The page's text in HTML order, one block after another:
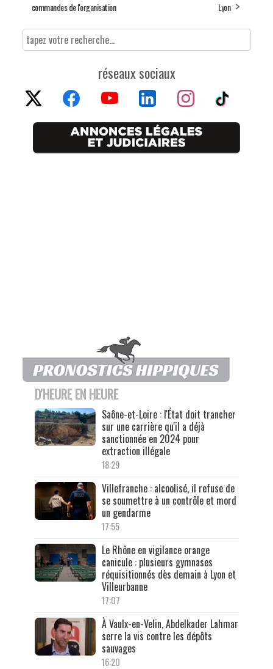
commandes de l'organisation
Lyon
réseaux sociaux
D'HEURE EN HEURE
Saône-et-Loire : l'État doit trancher
sur une carrière qu'il a déjà
sanctionnée en 2024 pour
extraction illégale
18:29
Villefranche : alcoolisé, il refuse de
se soumettre à un contrôle et mord
un gendarme
17:55
Le Rhône en vigilance orange
canicule : plusieurs gymnases
réquisitionnés dès demain à Lyon et
Villeurbanne
17:07
À Vaulx-en-Velin, Abdelkader Lahmar
serre la vis contre les dépôts
sauvages
16:20